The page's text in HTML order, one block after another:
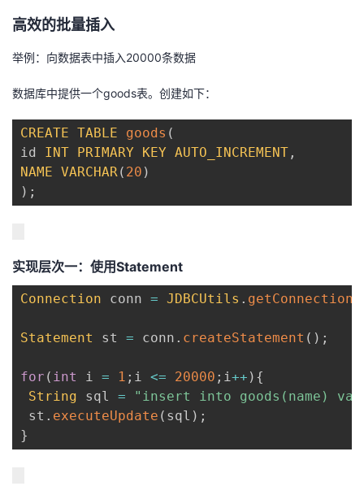
动
关
注
的
者
学
我
的
课
程
我
的
认
证
我
的
实
我
的
我
我
支
持
的
技
术
支
持
我
的
云
声
建
高效的批量插入
举例：向数据表中插入20000条数据
数据库中提供一个goods表。创建如下：
CREATE TABLE goods (
id INT PRIMARY KEY AUTO_INCREMENT ,
NAME VARCHAR( 20 )
) ;
实现层次一：使用Statement
Connection conn = JDBCUtils . getConnection
Statement st = conn . createStatement ( ) ;
for ( int i = 1 ; i <= 20000 ; i++ ) {
String sql =
"insert into goods(name)
st . executeUpdate ( sql ) ;
}